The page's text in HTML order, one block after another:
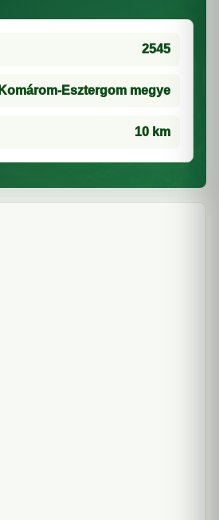
2545
Komárom-Esztergom megye
10 km